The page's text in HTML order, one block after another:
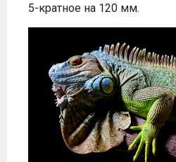
5-кратное на 120 мм.